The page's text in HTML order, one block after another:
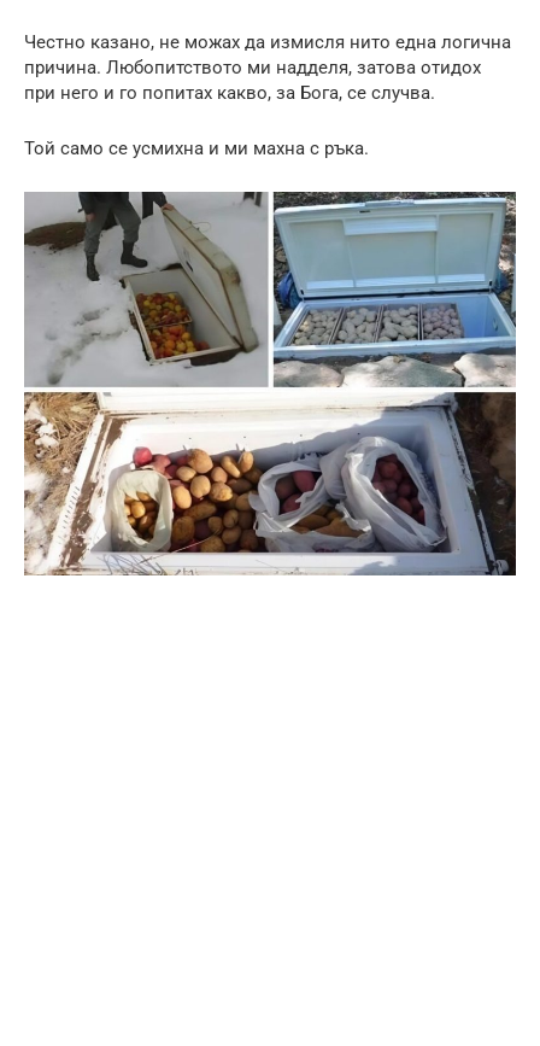
Честно казано, не можах да измисля нито една логична
причина. Любопитството ми надделя, затова отидох
при него и го попитах какво, за Бога, се случва.
Той само се усмихна и ми махна с ръка.